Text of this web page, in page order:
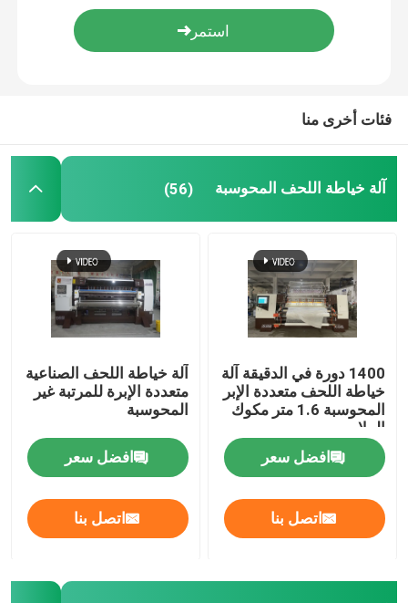
اطلب عرض أسعار
آلة خياطة اللحف المحوسبة
آلة خياطة اللحف الصناعية
آلة خياطة اللحف عالية السرعة
آلة خياطة اللحف والتطريز
آلة صنع المراتب
آلة صنع لحاف
قفل آلة خياطة اللحف غرزة
فئات أخرى منا
آلة خياطة اللحف المحوسبة (56)
1400 دورة في الدقيقة آلة
خياطة اللحف متعددة الإبر
المحوسبة 1.6 متر مكوك
الملابس
افضل سعر
اتصل بنا
آلة خياطة اللحف الصناعية
متعددة الإبرة للمرتبة غير
المحوسبة
افضل سعر
اتصل بنا